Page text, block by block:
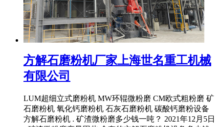
方解石磨粉机厂家上海世名重工机械
有限公司
LUM超细立式磨粉机 MW环辊微粉磨 CM欧式粗粉磨 矿
石磨粉机 氧化钙磨粉机 石灰石磨粉机 碳酸钙磨粉设备
方解石磨粉机 . 矿渣微粉磨多少钱一吨？ 2021年12月5日